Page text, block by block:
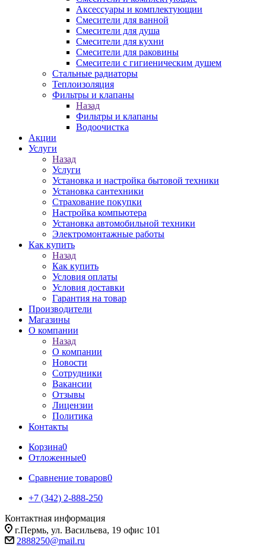
Аксессуары и комплектующии
Смесители для ванной
Смесители для душа
Смесители для кухни
Смесители для раковины
Смесители с гигиеническим душем
Стальные радиаторы
Теплоизоляция
Фильтры и клапаны
Назад
Фильтры и клапаны
Водоочистка
Акции
Услуги
Назад
Услуги
Установка и настройка бытовой техники
Установка сантехники
Страхование покупки
Настройка компьютера
Установка автомобильной техники
Электромонтажные работы
Как купить
Назад
Как купить
Условия оплаты
Условия доставки
Гарантия на товар
Производители
Магазины
О компании
Назад
О компании
Новости
Сотрудники
Вакансии
Отзывы
Лицензии
Политика
Контакты
Корзина0
Отложенные0
Сравнение товаров0
+7 (342) 2-888-250
Контактная информация
г.Пермь, ул. Васильева, 19 офис 101
2888250@mail.ru